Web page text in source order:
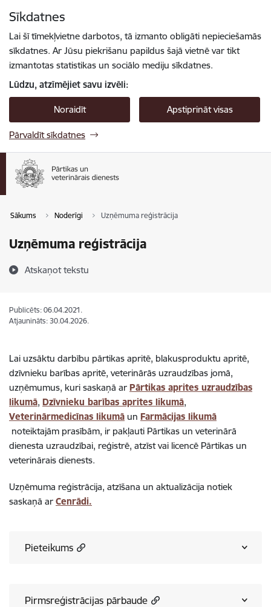
Sīkdatnes
Lai šī tīmekļvietne darbotos, tā izmanto obligāti nepieciešamās
sīkdatnes. Ar Jūsu piekrišanu papildus šajā vietnē var tikt
izmantotas statistikas un sociālo mediju sīkdatnes.
Lūdzu, atzīmējiet savu izvēli:
Noraidīt Apstiprināt visas
Pārvaldīt sīkdatnes
Sākums Noderīgi Uzņēmuma reģistrācija
Uzņēmuma reģistrācija
Atskaņot tekstu
Publicēts: 06.04.2021.
Atjaunināts: 30.04.2026.
Lai uzsāktu darbību pārtikas apritē, blakusproduktu apritē,
dzīvnieku barības apritē, veterinārās uzraudzības jomā,
uzņēmumus, kuri saskaņā ar Pārtikas aprites uzraudzības
likumā, Dzīvnieku barības aprites likumā,
Veterinārmedicīnas likumā un Farmācijas likumā
noteiktajām prasībām, ir pakļauti Pārtikas un veterinārā
dienesta uzraudzībai, reģistrē, atzīst vai licencē Pārtikas un
veterinārais dienests.
Uzņēmuma reģistrācija, atzīšana un aktualizācija notiek
saskaņā ar Cenrādi.
Pieteikums
Pirmsreģistrācijas pārbaude